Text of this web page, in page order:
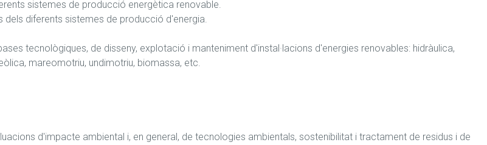
sistemes de producció energètica renovable.
dels diferents sistemes de producció d'energia.
tecnològiques, de disseny, explotació i manteniment d'instal·lacions d'energies renovables: hidràulica,
mareomotriu, undimotriu, biomassa, etc.
d'impacte ambiental i, en general, de tecnologies ambientals, sostenibilitat i tractament de residus i de